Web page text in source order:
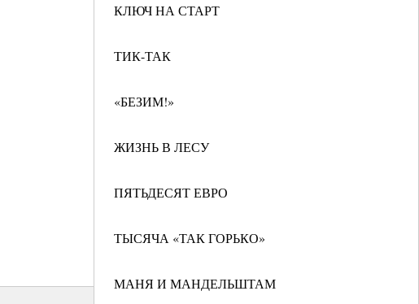
КЛЮЧ НА СТАРТ
ТИК-ТАК
«БЕЗИМ!»
ЖИЗНЬ В ЛЕСУ
ПЯТЬДЕСЯТ ЕВРО
ТЫСЯЧА «ТАК ГОРЬКО»
МАНЯ И МАНДЕЛЬШТАМ